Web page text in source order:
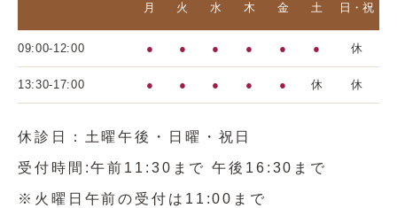
月 火 水 木 金 土 日・祝
09:00-12:00 ● ● ● ● ● ● 休
13:30-17:00 ● ● ● ● ● 休 休
休診日：土曜午後・日曜・祝日
受付時間:午前11:30まで 午後16:30まで
※火曜日午前の受付は11:00まで